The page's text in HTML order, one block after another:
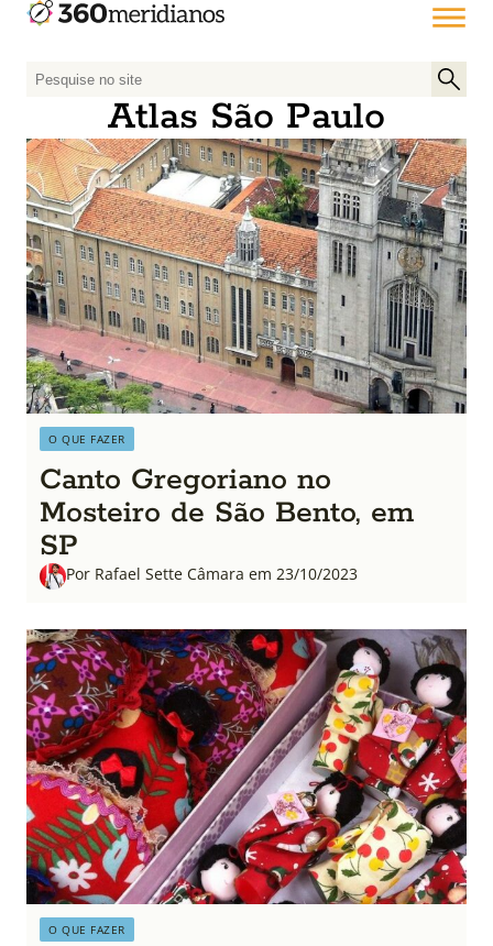
P
q
u
i
s
a
r
p
o
r
:
Atlas São Paulo
O QUE FAZER
Canto Gregoriano no
Mosteiro de São Bento, em
SP
Por Rafael Sette Câmara em 23/10/2023
O QUE FAZER